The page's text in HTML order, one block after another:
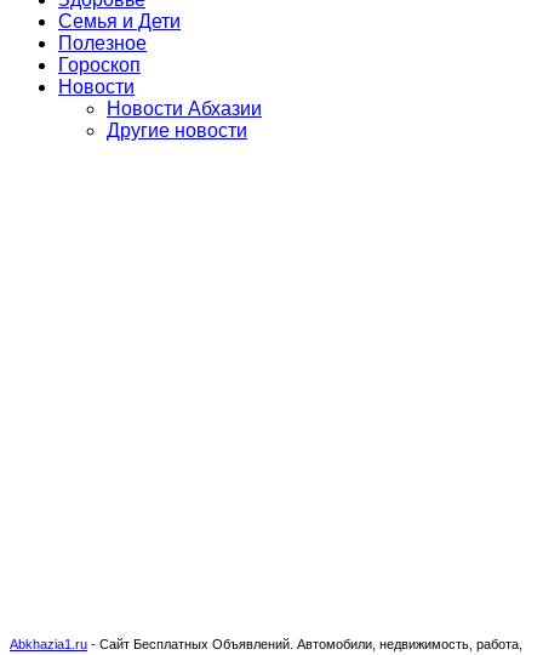
Семья и Дети
Полезное
Гороскоп
Новости
Новости Абхазии
Другие новости
Abkhazia1.ru - Сайт Бесплатных Объявлений. Автомобили, недвижимость, работа,